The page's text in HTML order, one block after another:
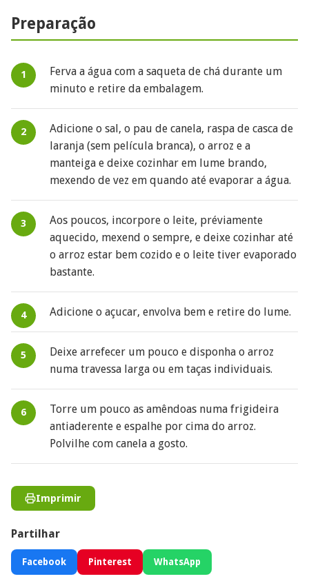
Preparação
Ferva a água com a saqueta de chá durante um
minuto e retire da embalagem.
Adicione o sal, o pau de canela, raspa de casca de
laranja (sem película branca), o arroz e a
manteiga e deixe cozinhar em lume brando,
mexendo de vez em quando até evaporar a água.
Aos poucos, incorpore o leite, préviamente
aquecido, mexend o sempre, e deixe cozinhar até
o arroz estar bem cozido e o leite tiver evaporado
bastante.
Adicione o açucar, envolva bem e retire do lume.
Deixe arrefecer um pouco e disponha o arroz
numa travessa larga ou em taças individuais.
Torre um pouco as amêndoas numa frigideira
antiaderente e espalhe por cima do arroz.
Polvilhe com canela a gosto.
Imprimir
Partilhar
Facebook Pinterest WhatsApp